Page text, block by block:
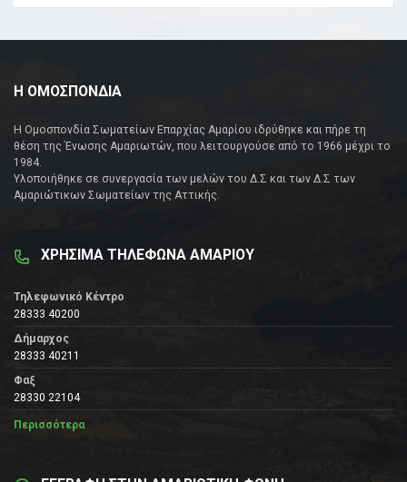
Η ΟΜΟΣΠΟΝΔΙΑ
Η Ομοσπονδία Σωματείων Επαρχίας Αμαρίου ιδρύθηκε και πήρε τη
θέση της Ένωσης Αμαριωτών, που λειτουργούσε από το 1966 μέχρι το
1984.
Υλοποιήθηκε σε συνεργασία των μελών του Δ.Σ και των Δ.Σ των
Αμαριώτικων Σωματείων της Αττικής.
ΧΡΗΣΙΜΑ ΤΗΛΕΦΩΝΑ ΑΜΑΡΙΟΥ
Τηλεφωνικό Κέντρο
28333 40200
Δήμαρχος
28333 40211
Φαξ
28330 22104
Περισσότερα